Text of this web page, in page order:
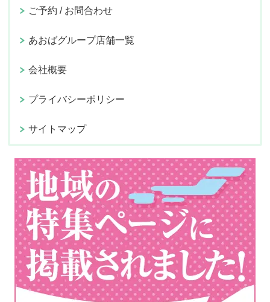
ご予約 / お問合わせ
あおばグループ店舗一覧
会社概要
プライバシーポリシー
サイトマップ